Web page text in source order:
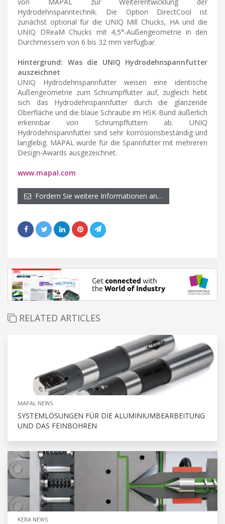
Hydrodehnspanntechnik. Die Option DirectCool ist
zunächst optional für die UNIQ Mill Chucks, HA und die
UNIQ DReaM Chucks mit 4,5°-Außengeometrie in den
Durchmessern von 6 bis 32 mm verfügbar.
Hintergrund: Was die UNIQ Hydrodehnspannfutter
auszeichnet
UNIQ Hydrodehnspannfutter weisen eine identische
Außengeometrie zum Schrumpffutter auf, zugleich hebt
sich das Hydrodehnspannfutter durch die glänzende
Oberfläche und die blaue Schraube im HSK-Bund äußerlich
erkennbar von Schrumpffuttern ab. UNIQ
Hydrodehnspannfutter sind sehr korrosionsbeständig und
langlebig. MAPAL wurde für die Spannfutter mit mehreren
Design-Awards ausgezeichnet.
www.mapal.com
Fordern Sie weitere Informationen an…
RELATED ARTICLES
MAPAL NEWS
SYSTEMLÖSUNGEN FÜR DIE ALUMINIUMBEARBEITUNG
UND DAS FEINBOHREN
KEBA NEWS